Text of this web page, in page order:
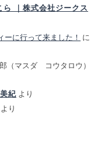
｜株式会社ジークス
に行って来ました！ に
（マスダ コウタロウ）
紀 より
より